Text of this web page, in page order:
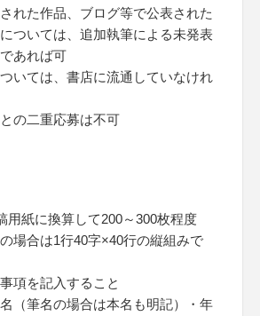
れた作品、ブログ等で公表された
ついては、追加執筆による未発表
あれば可
いては、書店に流通していなけれ
の二重応募は不可
用紙に換算して200～300枚程度
場合は1行40字×40行の縦組みで
項を記入すること
（筆名の場合は本名も明記）・年